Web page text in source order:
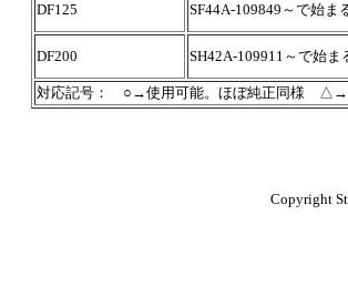
DF125 SF44A-109849～で始ま
DF200 SH42A-109911～で始ま
対応記号： ○→使用可能。ほぼ純正同様
Copyright